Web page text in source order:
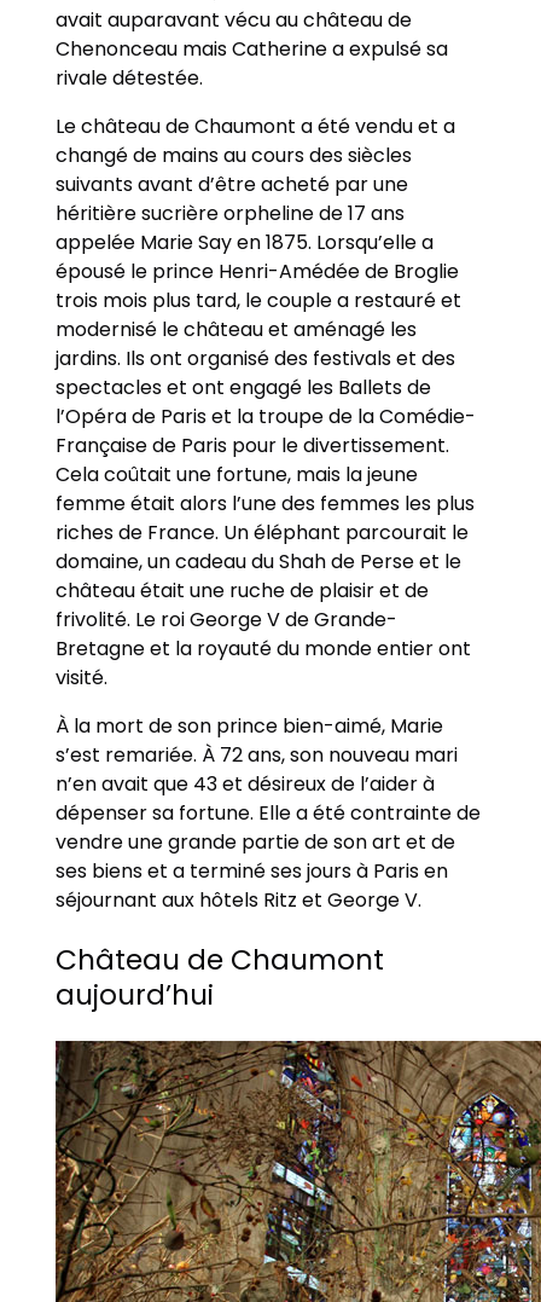
avait auparavant vécu au château de
Chenonceau mais Catherine a expulsé sa
rivale détestée.
Le château de Chaumont a été vendu et a
changé de mains au cours des siècles
suivants avant d’être acheté par une
héritière sucrière orpheline de 17 ans
appelée Marie Say en 1875. Lorsqu’elle a
épousé le prince Henri-Amédée de Broglie
trois mois plus tard, le couple a restauré et
modernisé le château et aménagé les
jardins. Ils ont organisé des festivals et des
spectacles et ont engagé les Ballets de
l’Opéra de Paris et la troupe de la Comédie-
Française de Paris pour le divertissement.
Cela coûtait une fortune, mais la jeune
femme était alors l’une des femmes les plus
riches de France. Un éléphant parcourait le
domaine, un cadeau du Shah de Perse et le
château était une ruche de plaisir et de
frivolité. Le roi George V de Grande-
Bretagne et la royauté du monde entier ont
visité.
À la mort de son prince bien-aimé, Marie
s’est remariée. À 72 ans, son nouveau mari
n’en avait que 43 et désireux de l’aider à
dépenser sa fortune. Elle a été contrainte de
vendre une grande partie de son art et de
ses biens et a terminé ses jours à Paris en
séjournant aux hôtels Ritz et George V.
Château de Chaumont
aujourd’hui